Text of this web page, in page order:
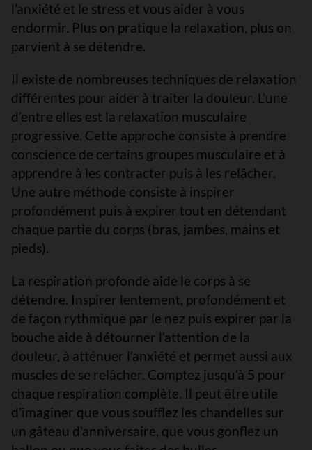
l’anxiété et le stress et vous aider à vous
endormir. Plus on pratique la relaxation, plus on
parvient à se détendre.
Il existe de nombreuses techniques de relaxation
différentes pour aider à traiter la douleur. L’une
d’entre elles est la relaxation musculaire
progressive. Cette approche consiste à prendre
conscience de certains groupes musculaire et à
apprendre à les contracter puis à les relâcher.
Une autre méthode consiste à inspirer
profondément puis à expirer tout en détendant
chaque partie du corps (bras, jambes, mains et
pieds).
La respiration profonde aide le corps à se
détendre. Inspirer lentement, profondément et
de façon rythmique par le nez puis expirer par la
bouche aide à détourner l’attention de la
douleur, à atténuer l’anxiété et permet aussi aux
muscles de se relâcher. Comptez jusqu’à 5 pour
chaque respiration complète. Il peut être utile
d’imaginer que vous soufflez les chandelles sur
un gâteau d’anniversaire, que vous gonflez un